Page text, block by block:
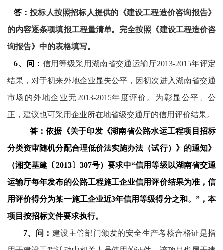
答：投标人按照招标人提供的《建设工程造价咨询报告》
的内容逐条项填报工程量清单。完全按照《建设工程造价咨
询报告》中的表格填写。
6、问： 信用等级采用湖南省交通运输厅2013-2015年评定
结果，对于初来外地企业显失公平，因初次进入湖南省交通
市场的外地企业无2013-2015年度评价。为彰显公平、公
正，建议也可采用企业所在地省级交通厅的信用评价结果。
答：依据《关于印发《湖南省公路水运工程项目招标
分类资审随机分配合理低价法实施办法（试行）》的通知》
（湘交基建〔2013〕 307号）要求中“信用等级以湖南省交通
运输厅每年发布的公路工程施工企业信用评价结果为准，信
用评价得分为某一施工企业近3年信用等级得分之和。”，本
项目按招标文件要求执行。
7、问： 建设主管部门颁发的安全生产考核合格证是指